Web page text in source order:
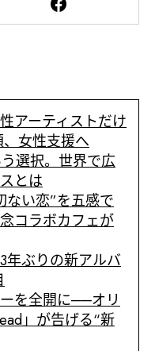
アーティストだけ
女性支援へ
選択。世界で広
とは
ない恋”を五感で
コラボカフェが
年ぶりの新アルバ
を全開に──オリ
」が告げる“新